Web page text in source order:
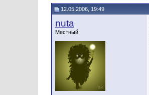
12.05.2006, 19:49
nuta
Местный